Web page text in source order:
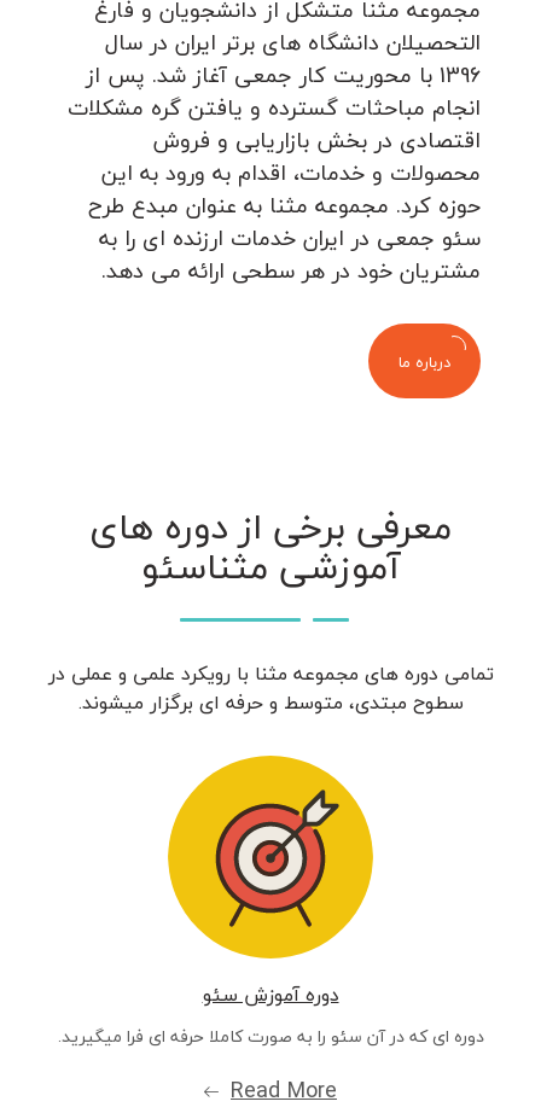
مجموعه مثنا متشکل از دانشجویان و فارغ
التحصیلان دانشگاه های برتر ایران در سال
1396 با محوریت کار جمعی آغاز شد. پس از
انجام مباحثات گسترده و یافتن گره مشکلات
اقتصادی در بخش بازاریابی و فروش
محصولات و خدمات، اقدام به ورود به این
حوزه کرد. مجموعه مثنا به عنوان مبدع طرح
سئو جمعی در ایران خدمات ارزنده ای را به
مشتریان خود در هر سطحی ارائه می دهد.
درباره ما
معرفی برخی از دوره های
آموزشی مثناسئو
تمامی دوره های مجموعه مثنا با رویکرد علمی و عملی در
سطوح مبتدی، متوسط و حرفه ای برگزار میشوند.
دوره آموزش سئو
دوره ای که در آن سئو را به صورت کاملا حرفه ای فرا میگیرید.
Read More